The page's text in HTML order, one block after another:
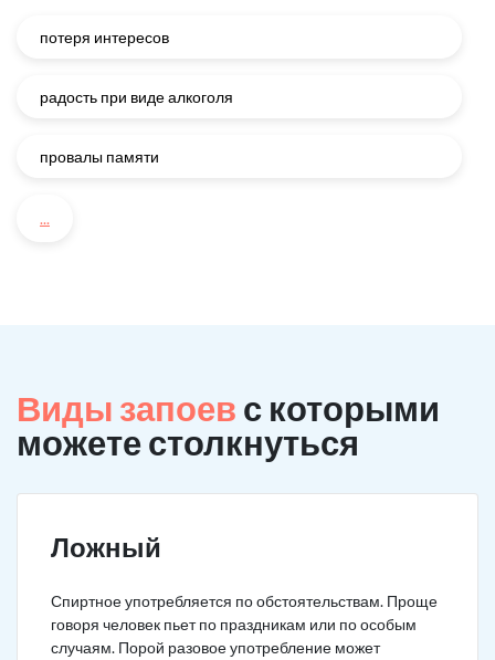
потеря интересов
радость при виде алкоголя
провалы памяти
...
Виды запоев с которыми
можете столкнуться
Ложный
Спиртное употребляется по обстоятельствам. Проще
говоря человек пьет по праздникам или по особым
случаям. Порой разовое употребление может